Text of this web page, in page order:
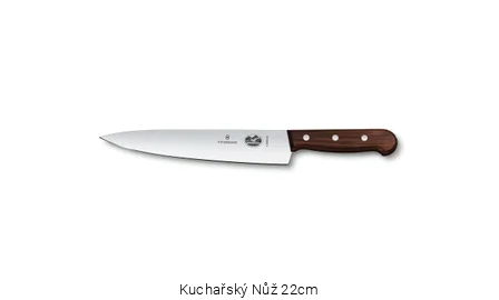
Kuchařský Nůž 22cm